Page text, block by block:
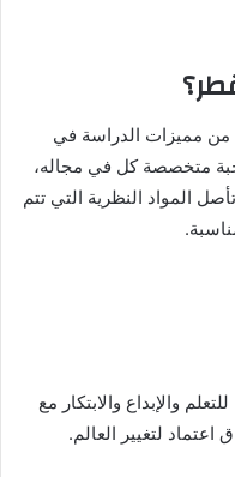
من مميزات الدراسة في
متخصصة كل في مجاله،
المواد النظرية التي تتم
والإبداع والابتكار مع
لتغيير العالم.